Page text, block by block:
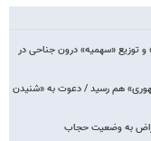
و توزیع «سهمیه» درون جناحی در
هم رسید / دعوت به «شنیدن
به وضعیت حجاب